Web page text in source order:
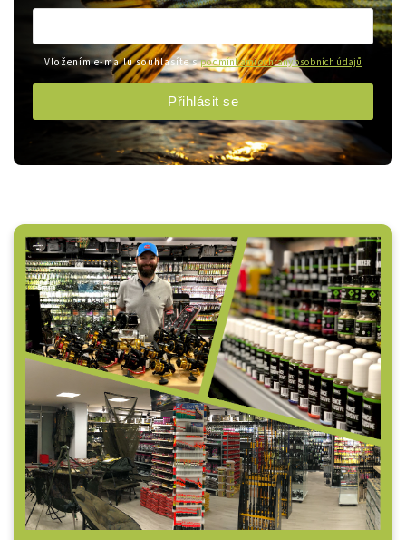
Vložením e-mailu souhlasíte spodmínkami ochrany osobních údajů
Přihlásit se